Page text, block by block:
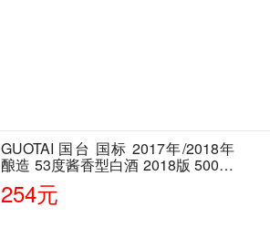
GUOTAI 国台 国标 2017年/2018年
酿造 53度酱香型白酒 2018版 500ml
单瓶装
254元